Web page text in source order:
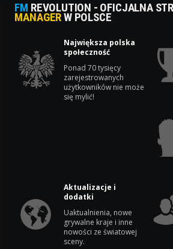
FM REVOLUTION - OFICJALNA
MANAGERW POLSCE
Największa polska
społeczność
Ponad 70 tysięcy
zarejestrowanych
użytkowników nie może
się mylić!
Aktualizacje i
dodatki
Uaktualnienia, nowe
grywalne kraje i inne
nowości ze światowej
sceny.